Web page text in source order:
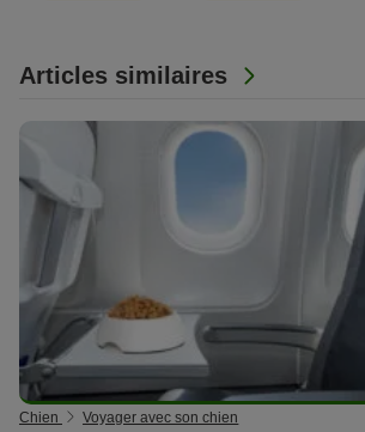
Articles similaires
Chien Voyager avec son chien